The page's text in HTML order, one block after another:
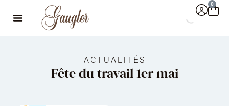
0
ACTUALITÉS
Fête du travail 1er mai